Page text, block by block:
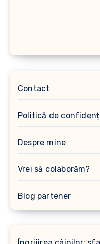
Contact
Politică de
Despre mine
Vrei să colaborăm?
Blog partener